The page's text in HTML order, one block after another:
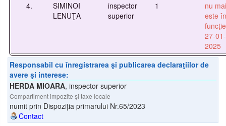
4.
SIMINOI
LENUŢA
inspector
superior
1
nu mai
este în
27-01-
2025
Responsabil cu înregistrarea şi publicarea declaraţiilor de
avere şi interese:
HERDA MIOARA, inspector superior
Compartiment impozite și taxe locale
numit prin Dispoziția primarului Nr.65/2023
Contact